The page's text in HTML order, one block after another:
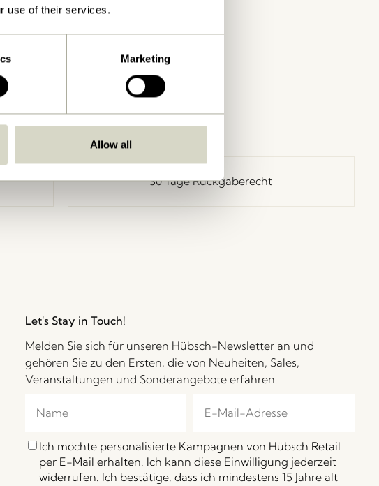
use of their services.
Marketing
Allow all
30 Tage Rückgaberecht
Let's Stay in Touch!
Melden Sie sich für unseren Hübsch-Newsletter an und
gehören Sie zu den Ersten, die von Neuheiten, Sales,
Veranstaltungen und Sonderangebote erfahren.
Ich möchte personalisierte Kampagnen von Hübsch Retail
per E-Mail erhalten. Ich kann diese Einwilligung jederzeit
widerrufen. Ich bestätige, dass ich mindestens 15 Jahre alt